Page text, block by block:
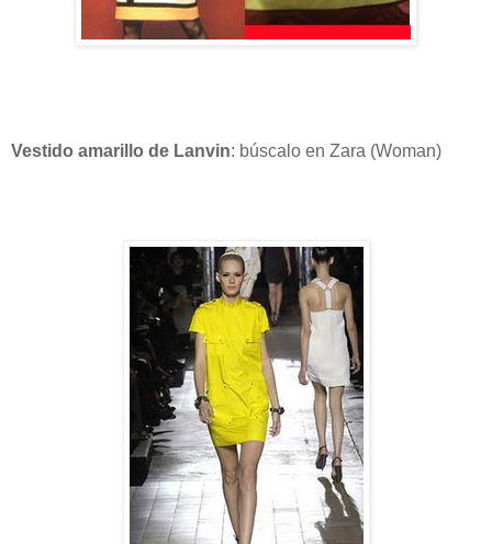
Vestido amarillo de Lanvin: búscalo en Zara (Woman)